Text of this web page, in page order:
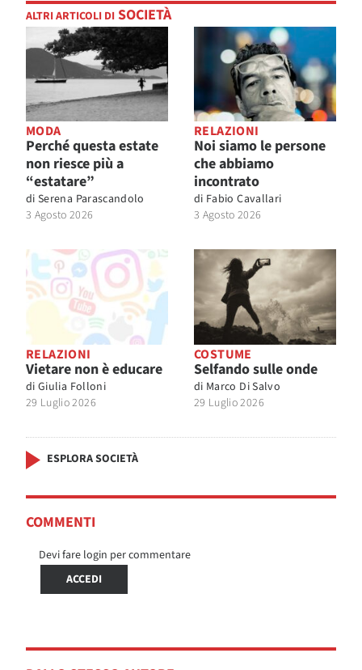
ALTRI ARTICOLI DI SOCIETÀ
MODA
Perché questa estate
non riesce più a
“estatare”
di Serena Parascandolo
3 Agosto 2026
RELAZIONI
Noi siamo le persone
che abbiamo
incontrato
di Fabio Cavallari
3 Agosto 2026
RELAZIONI
Vietare non è educare
di Giulia Folloni
29 Luglio 2026
COSTUME
Selfando sulle onde
di Marco Di Salvo
29 Luglio 2026
ESPLORA SOCIETÀ
COMMENTI
Devi fare login per commentare
ACCEDI